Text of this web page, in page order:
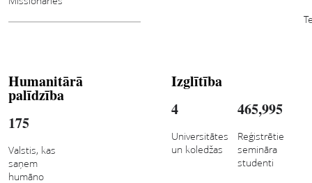
Humanitārā
palīdzība
175
Valstis, kas
saņem
humāno
Izglītība
4
Universitātes
un koledžas
465,995
Reģistrētie
semināra
studenti